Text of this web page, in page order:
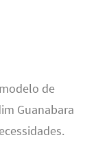
de
Guanabara